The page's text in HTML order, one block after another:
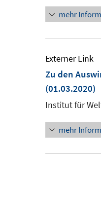
mehr
Externer Link
Zu den
(01.03.2020)
Institut für
mehr